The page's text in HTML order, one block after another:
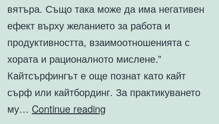
вятъра. Също така може да има негативен
ефект върху желанието за работа и
продуктивността, взаимоотношенията с
хората и рационалното мислене.”
Кайтсърфингът е още познат като кайт
сърф или кайтбординг. За практикуването
му… Continue reading